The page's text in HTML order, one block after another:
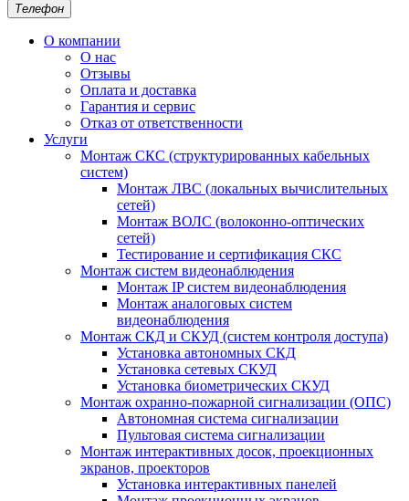
Телефон
О компании
О нас
Отзывы
Оплата и доставка
Гарантия и сервис
Отказ от ответственности
Услуги
Монтаж СКС (структурированных кабельных
систем)
Монтаж ЛВС (локальных вычислительных
сетей)
Монтаж ВОЛС (волоконно-оптических
сетей)
Тестирование и сертификация СКС
Монтаж систем видеонаблюдения
Монтаж IP систем видеонаблюдения
Монтаж аналоговых систем
видеонаблюдения
Монтаж СКД и СКУД (систем контроля доступа)
Установка автономных СКД
Установка сетевых СКУД
Установка биометрических СКУД
Монтаж охранно-пожарной сигнализации (ОПС)
Автономная система сигнализации
Пультовая система сигнализации
Монтаж интерактивных досок, проекционных
экранов, проекторов
Установка интерактивных панелей